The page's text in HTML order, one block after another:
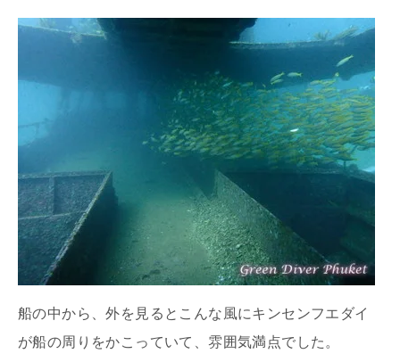
船の中から、外を見るとこんな風にキンセンフエダイ
が船の周りをかこっていて、雰囲気満点でした。